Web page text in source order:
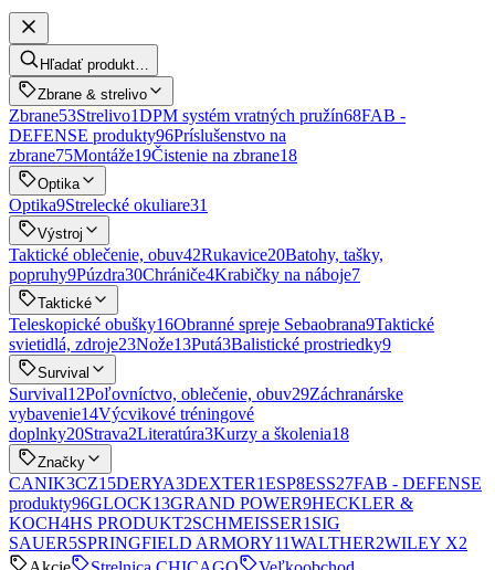
Hľadať produkt…
Zbrane & strelivo
Zbrane53Strelivo1DPM systém vratných pružín68FAB -
DEFENSE produkty96Príslušenstvo na
zbrane75Montáže19Čistenie na zbrane18
Optika
Optika9Strelecké okuliare31
Výstroj
Taktické oblečenie, obuv42Rukavice20Batohy, tašky,
popruhy9Púzdra30Chrániče4Krabičky na náboje7
Taktické
Teleskopické obušky16Obranné spreje Sebaobrana9Taktické
svietidlá, zdroje23Nože13Putá3Balistické prostriedky9
Survival
Survival12Poľovníctvo, oblečenie, obuv29Záchranárske
vybavenie14Výcvikové tréningové
doplnky20Strava2Literatúra3Kurzy a školenia18
Značky
CANIK3CZ15DERYA3DEXTER1ESP8ESS27FAB - DEFENSE
produkty96GLOCK13GRAND POWER9HECKLER &
KOCH4HS PRODUKT2SCHMEISSER1 SIG
SAUER5SPRINGFIELD ARMORY11WALTHER2WILEY X2